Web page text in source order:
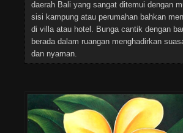
daerah Bali yang sangat ditemui dengan
sisi kampung atau perumahan bahkan
di villa atau hotel. Bunga cantik dengan
berada dalam ruangan menghadirkan
dan nyaman.